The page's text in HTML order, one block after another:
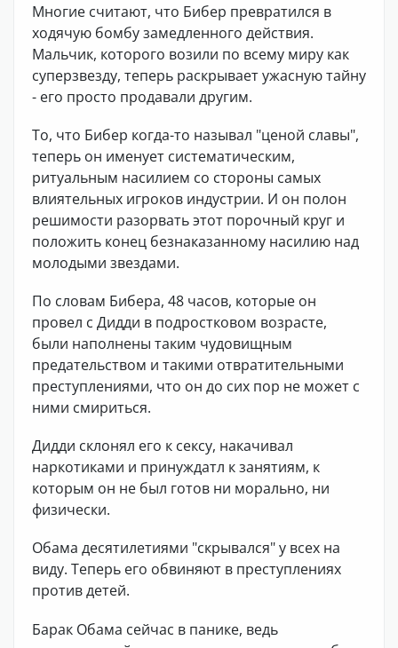
Многие считают, что Бибер превратился в
ходячую бомбу замедленного действия.
Мальчик, которого возили по всему миру как
суперзвезду, теперь раскрывает ужасную тайну
- его просто продавали другим.
То, что Бибер когда-то называл "ценой славы",
теперь он именует систематическим,
ритуальным насилием со стороны самых
влиятельных игроков индустрии. И он полон
решимости разорвать этот порочный круг и
положить конец безнаказанному насилию над
молодыми звездами.
По словам Бибера, 48 часов, которые он
провел с Дидди в подростковом возрасте,
были наполнены таким чудовищным
предательством и такими отвратительными
преступлениями, что он до сих пор не может с
ними смириться.
Дидди склонял его к сексу, накачивал
наркотиками и принуждатл к занятиям, к
которым он не был готов ни морально, ни
физически.
Обама десятилетиями "скрывался" у всех на
виду. Теперь его обвиняют в преступлениях
против детей.
Барак Обама сейчас в панике, ведь